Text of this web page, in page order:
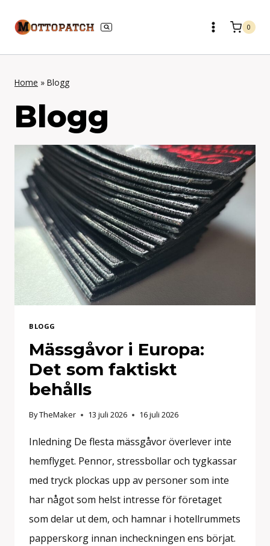
0
Home » Blogg
Blogg
BLOGG
Mässgåvor i Europa:
Det som faktiskt
behålls
ByTheMaker 13 juli 2026 16 juli 2026
Inledning De flesta mässgåvor överlever inte
hemflyget. Pennor, stressbollar och tygkassar
med tryck plockas upp av personer som inte
har något som helst intresse för företaget
som delar ut dem, och hamnar i hotellrummets
papperskorg innan incheckningen ens börjat.